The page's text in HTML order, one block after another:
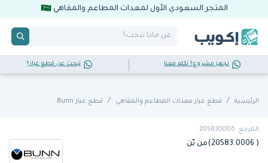
المتجر السعودي الأول لمعدات المطاعم والمقاهي
تجهز مشروع؟ تكلم معنا تبحث عن قطع غيار؟
الرئيسية قطع غيار معدات المطاعم والمقاهي قطع غيار Bunn
المرجع: 205830006
( 20583.0006)من بّن